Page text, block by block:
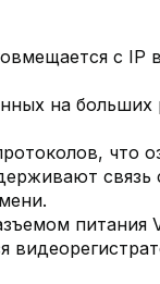
с IP
на больших
что
питания